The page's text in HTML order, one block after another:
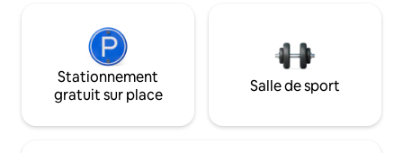
Stationnement
gratuit sur place
Salle de sport